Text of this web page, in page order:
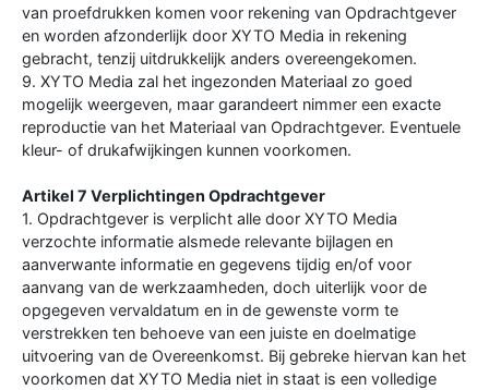
van proefdrukken komen voor rekening van Opdrachtgever
en worden afzonderlijk door XYTO Media in rekening
gebracht, tenzij uitdrukkelijk anders overeengekomen.
9. XYTO Media zal het ingezonden Materiaal zo goed
mogelijk weergeven, maar garandeert nimmer een exacte
reproductie van het Materiaal van Opdrachtgever. Eventuele
kleur- of drukafwijkingen kunnen voorkomen.
Artikel 7 Verplichtingen Opdrachtgever
1. Opdrachtgever is verplicht alle door XYTO Media
verzochte informatie alsmede relevante bijlagen en
aanverwante informatie en gegevens tijdig en/of voor
aanvang van de werkzaamheden, doch uiterlijk voor de
opgegeven vervaldatum en in de gewenste vorm te
verstrekken ten behoeve van een juiste en doelmatige
uitvoering van de Overeenkomst. Bij gebreke hiervan kan het
voorkomen dat XYTO Media niet in staat is een volledige